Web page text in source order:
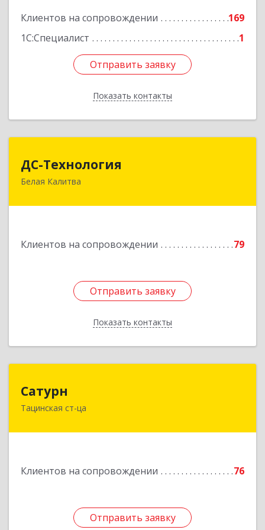
Клиентов на сопровождении
169
1С:Специалист
1
Отправить заявку
Показать контакты
Подробнее
Отправить заявку
Назад
ДС-Технология
Белая Калитва
Клиентов на сопровождении 79
Отправить заявку
Показать контакты
347045, Ростовская обл, Белокалитвинский р-н,
Отправить заявку
Назад
Сатурн
Тацинская ст-ца
Клиентов на сопровождении 76
Отправить заявку
347060, Ростовская область, Тацинский район,
Отправить заявку